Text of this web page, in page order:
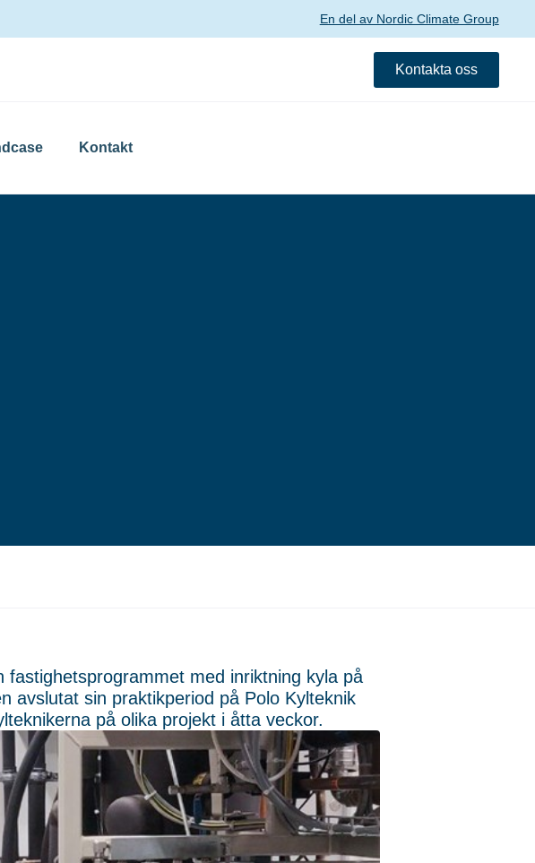
En del av Nordic Climate Group
Kontakta oss
Kontakt
med inriktning kyla på
avslutat sin praktikperiod på Polo Kylteknik
på olika projekt i åtta veckor.